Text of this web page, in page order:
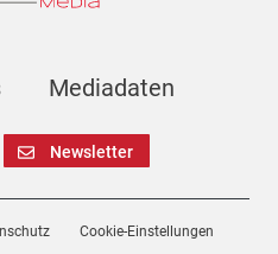
Mediadaten
Newsletter
Cookie-Einstellungen